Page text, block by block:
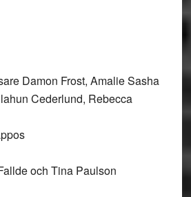
Damon Frost, Amalie Sasha
Cederlund, Rebecca
och Tina Paulson